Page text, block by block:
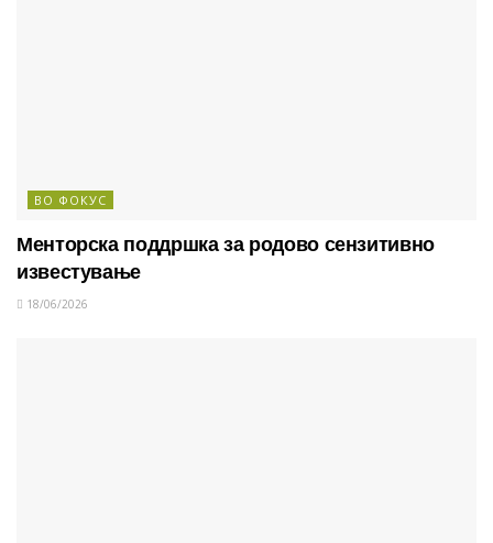
ВО ФОКУС
Менторска поддршка за родово сензитивно
известување
18/06/2026